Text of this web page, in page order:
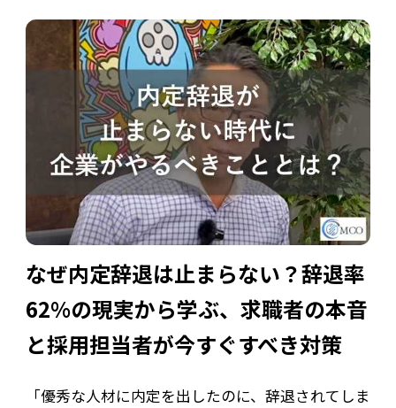
層が中心と思われがちでしたが、長年勤めてきた
ベテラン層がなぜ退職代行を選ぶので […]
なぜ内定辞退は止まらない？辞退率
62%の現実から学ぶ、求職者の本音
と採用担当者が今すぐすべき対策
「優秀な人材に内定を出したのに、辞退されてしま